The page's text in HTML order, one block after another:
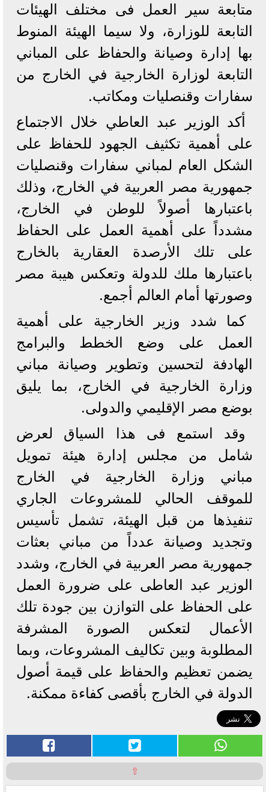
متابعة سير العمل فى مختلف الهيئات
التابعة للوزارة، ولا سيما الهيئة المنوط
بها إدارة وصيانة والحفاظ على المباني
التابعة لوزارة الخارجية في الخارج من
سفارات وقنصليات ومكاتب.
أكد الوزير عبد العاطي خلال الاجتماع
على أهمية تكثيف الجهود للحفاظ على
الشكل العام لمباني سفارات وقنصليات
جمهورية مصر العربية في الخارج، وذلك
باعتبارها أصولاً للوطن في الخارج،
مشدداً على أهمية العمل على الحفاظ
على تلك الأرصدة العقارية بالخارج
باعتبارها ملك للدولة وتعكس هيبة مصر
وصورتها أمام العالم أجمع.
كما شدد وزير الخارجية على أهمية
العمل على وضع الخطط والبرامج
الهادفة لتحسين وتطوير وصيانة مباني
وزارة الخارجية في الخارج، بما يليق
بوضع مصر الإقليمي والدولى.
وقد استمع فى هذا السياق لعرض
شامل من مجلس إدارة هيئة تمويل
مباني وزارة الخارجية في الخارج
للموقف الحالي للمشروعات الجاري
تنفيذها من قبل الهيئة، تشمل تأسيس
وتجديد وصيانة عدداً من مباني بعثات
جمهورية مصر العربية في الخارج، وشدد
الوزير عبد العاطى على ضرورة العمل
على الحفاظ على التوازن بين جودة تلك
الأعمال لتعكس الصورة المشرفة
المطلوبة وبين تكاليف المشروعات، وبما
يضمن تعظيم والحفاظ على قيمة أصول
الدولة في الخارج بأقصى كفاءة ممكنة.
⇧